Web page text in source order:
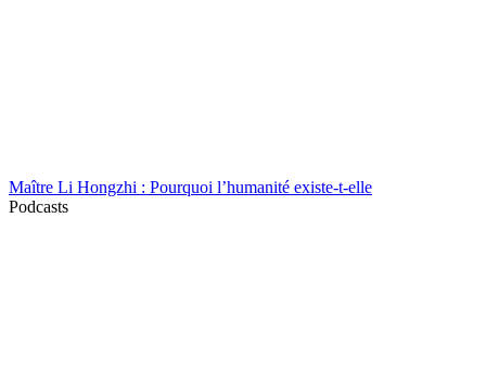
Maître Li Hongzhi : Pourquoi l’humanité existe-t-elle
Podcasts